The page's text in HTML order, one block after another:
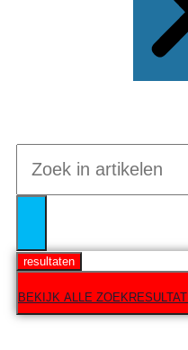
resultaten
BEKIJK ALLE